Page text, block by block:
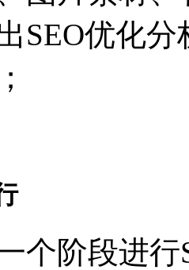
SEO优化
个阶段进